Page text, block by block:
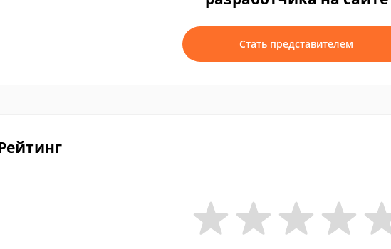
Стать представителем